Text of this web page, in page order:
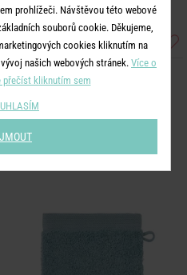
FABULOUS
prohlížeči. Návštěvou této webové
souborů cookie. Děkujeme,
cookies kliknutím na
našich webových stránek. Více o
kliknutím sem